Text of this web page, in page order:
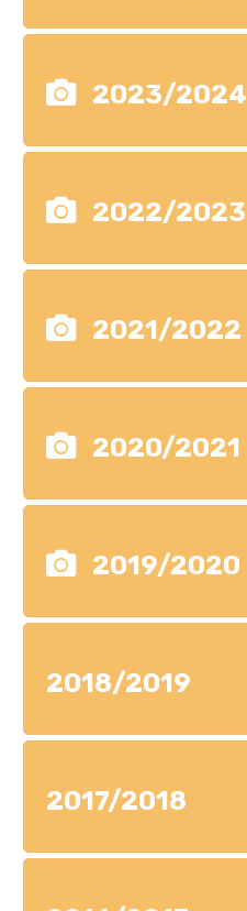
2023/2024
2022/2023
2021/2022
2020/2021
2019/2020
2018/2019
2017/2018